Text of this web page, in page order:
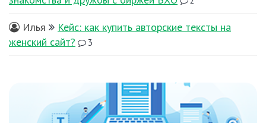
Илья
Кейс: как купить авторские тексты на
женский сайт?
3